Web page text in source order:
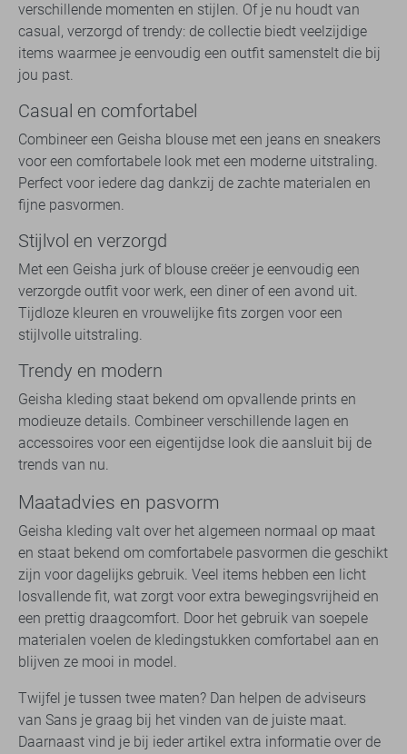
verschillende momenten en stijlen. Of je nu houdt van
casual, verzorgd of trendy: de collectie biedt veelzijdige
items waarmee je eenvoudig een outfit samenstelt die bij
jou past.
Casual en comfortabel
Combineer een Geisha blouse met een jeans en sneakers
voor een comfortabele look met een moderne uitstraling.
Perfect voor iedere dag dankzij de zachte materialen en
fijne pasvormen.
Stijlvol en verzorgd
Met een Geisha jurk of blouse creëer je eenvoudig een
verzorgde outfit voor werk, een diner of een avond uit.
Tijdloze kleuren en vrouwelijke fits zorgen voor een
stijlvolle uitstraling.
Trendy en modern
Geisha kleding staat bekend om opvallende prints en
modieuze details. Combineer verschillende lagen en
accessoires voor een eigentijdse look die aansluit bij de
trends van nu.
Maatadvies en pasvorm
Geisha kleding valt over het algemeen normaal op maat
en staat bekend om comfortabele pasvormen die geschikt
zijn voor dagelijks gebruik. Veel items hebben een licht
losvallende fit, wat zorgt voor extra bewegingsvrijheid en
een prettig draagcomfort. Door het gebruik van soepele
materialen voelen de kledingstukken comfortabel aan en
blijven ze mooi in model.
Twijfel je tussen twee maten? Dan helpen de adviseurs
van Sans je graag bij het vinden van de juiste maat.
Daarnaast vind je bij ieder artikel extra informatie over de